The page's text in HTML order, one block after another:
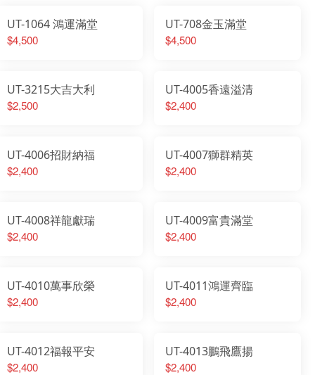
UT-1064 鴻運滿堂
$4,500
UT-708金玉滿堂
$4,500
UT-3215大吉大利
$2,500
UT-4005香遠溢清
$2,400
UT-4006招財納福
$2,400
UT-4007獅群精英
$2,400
UT-4008祥龍獻瑞
$2,400
UT-4009富貴滿堂
$2,400
UT-4010萬事欣榮
$2,400
UT-4011鴻運齊臨
$2,400
UT-4012福報平安
$2,400
UT-4013鵬飛鷹揚
$2,400